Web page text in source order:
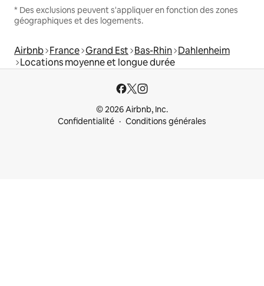
* Des exclusions peuvent s'appliquer en fonction des zones
géographiques et des logements.
Airbnb France Grand Est Bas-Rhin Dahlenheim
Locations moyenne et longue durée
© 2026 Airbnb, Inc.
Confidentialité
Conditions générales